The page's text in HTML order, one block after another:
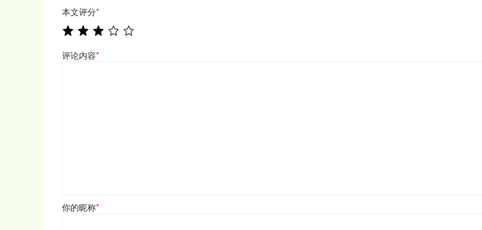
本文评分*
评论内容*
你的昵称*